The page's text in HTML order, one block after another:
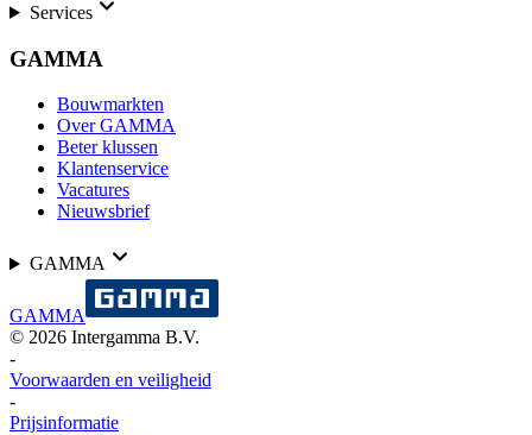
Services
GAMMA
Bouwmarkten
Over GAMMA
Beter klussen
Klantenservice
Vacatures
Nieuwsbrief
GAMMA
GAMMA
© 2026 Intergamma B.V.
-
Voorwaarden en veiligheid
-
Prijsinformatie